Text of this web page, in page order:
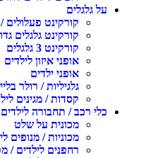
על גלגלים
קורקינט פעלולים
קורקינט גלגלים
קורקינט 3 גלגלים
אופני איזון לילדים
אופני ילדים
גלגיליות / רולר
קסדות / מגינים
כלי רכב / תחבורה לילדים
מכונית על שלט
מכוניות / מנופים
רחפנים לילדים /